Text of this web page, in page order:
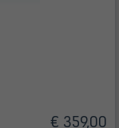
€ 359,00